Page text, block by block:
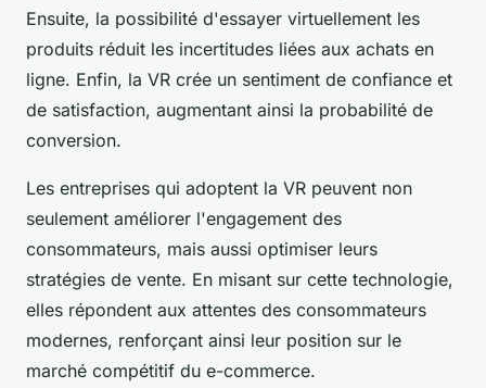
Ensuite, la possibilité d'essayer virtuellement les
produits réduit les incertitudes liées aux achats en
ligne. Enfin, la VR crée un sentiment de confiance et
de satisfaction, augmentant ainsi la probabilité de
conversion.
Les entreprises qui adoptent la VR peuvent non
seulement améliorer l'engagement des
consommateurs, mais aussi optimiser leurs
stratégies de vente. En misant sur cette technologie,
elles répondent aux attentes des consommateurs
modernes, renforçant ainsi leur position sur le
marché compétitif du e-commerce.